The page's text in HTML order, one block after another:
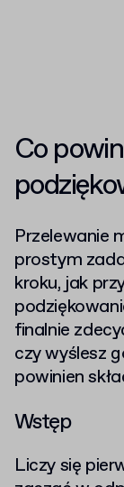
Co
Przelewanie
prostym
kroku, jak
finalnie
czy wyślesz
powinien
Wstęp
Liczy się